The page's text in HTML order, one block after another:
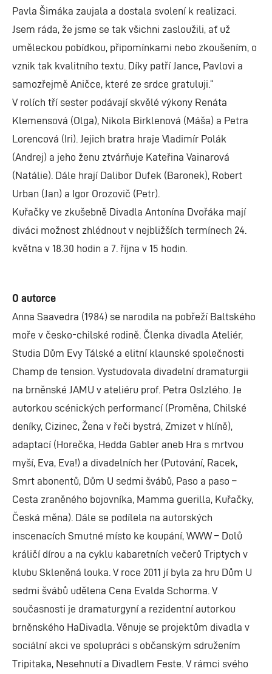
Pavla Šimáka zaujala a dostala svolení k realizaci.
Jsem ráda, že jsme se tak všichni zasloužili, ať už
uměleckou pobídkou, připomínkami nebo zkoušením, o
vznik tak kvalitního textu. Díky patří Jance, Pavlovi a
samozřejmě Aničce, které ze srdce gratuluji.“
V rolích tří sester podávají skvělé výkony Renáta
Klemensová (Olga), Nikola Birklenová (Máša) a Petra
Lorencová (Iri). Jejich bratra hraje Vladimír Polák
(Andrej) a jeho ženu ztvárňuje Kateřina Vainarová
(Natálie). Dále hrají Dalibor Dufek (Baronek), Robert
Urban (Jan) a Igor Orozovič (Petr).
Kuřačky ve zkušebně Divadla Antonína Dvořáka mají
diváci možnost zhlédnout v nejbližších termínech 24.
května v 18.30 hodin a 7. října v 15 hodin.
O autorce
Anna Saavedra (1984) se narodila na pobřeží Baltského
moře v česko-chilské rodině. Členka divadla Ateliér,
Studia Dům Evy Tálské a elitní klaunské společnosti
Champ de tension. Vystudovala divadelní dramaturgii
na brněnské JAMU v ateliéru prof. Petra Oslzlého. Je
autorkou scénických performancí (Proměna, Chilské
deníky, Cizinec, Žena v řeči bystrá, Zmizet v hlíně),
adaptací (Horečka, Hedda Gabler aneb Hra s mrtvou
myší, Eva, Eva!) a divadelních her (Putování, Racek,
Smrt abonentů, Dům U sedmi švábů, Paso a paso –
Cesta zraněného bojovníka, Mamma guerilla, Kuřačky,
Česká měna). Dále se podílela na autorských
inscenacích Smutné místo ke koupání, WWW – Dolů
králičí dírou a na cyklu kabaretních večerů Triptych v
klubu Skleněná louka. V roce 2011 jí byla za hru Dům U
sedmi švábů udělena Cena Evalda Schorma. V
současnosti je dramaturgyní a rezidentní autorkou
brněnského HaDivadla. Věnuje se projektům divadla v
sociální akci ve spolupráci s občanským sdružením
Tripitaka, Nesehnutí a Divadlem Feste. V rámci svého